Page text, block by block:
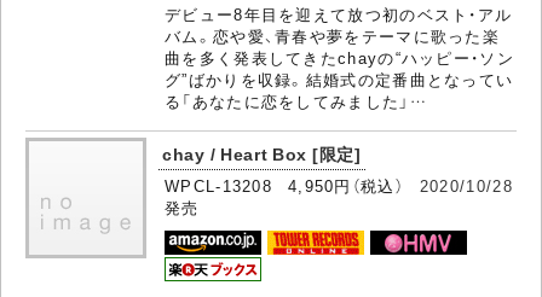
デビュー8年目を迎えて放つ初のベスト・アル
バム。恋や愛、青春や夢をテーマに歌った楽
曲を多く発表してきたchayの“ハッピー・ソン
グ”ばかりを収録。結婚式の定番曲となってい
る「あなたに恋をしてみました」…
chay / Heart Box [限定]
WPCL-13208 4,950円（税込） 2020/10/28
発売